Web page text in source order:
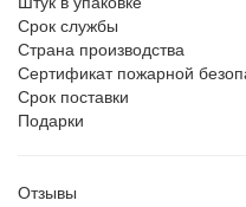
Срок службы
Страна производства
Сертификат пожарной
Срок поставки
Подарки
Отзывы